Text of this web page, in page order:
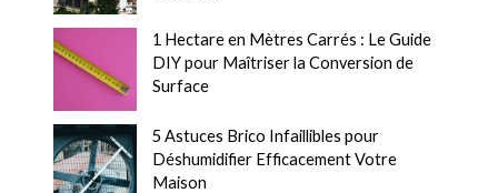
1 Hectare en Mètres Carrés : Le Guide
DIY pour Maîtriser la Conversion de
Surface
5 Astuces Brico Infaillibles pour
Déshumidifier Efficacement Votre
Maison